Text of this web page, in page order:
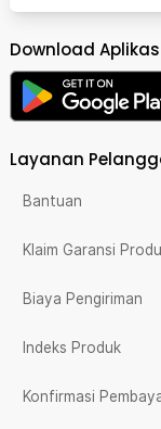
Download
Layanan
Bantuan
Klaim Garansi
Biaya Pengiriman
Indeks Produk
Konfirmasi